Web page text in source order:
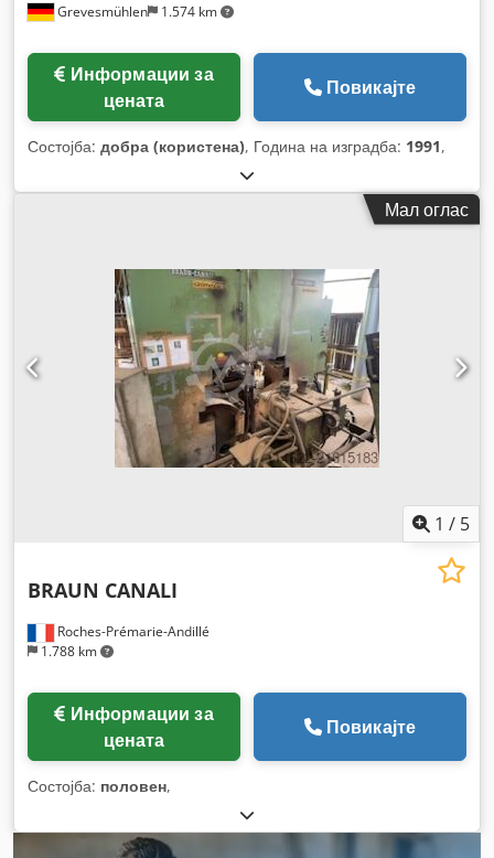
Grevesmühlen 1.574 km
цената
Повикајте
Состојба: добра (користена), Година на изградба: 1991,
Мал оглас
1 / 5
Roches-Prémarie-Andillé
1.788 km
BRAUN CANALI
цената
Повикајте
Состојба: половен,